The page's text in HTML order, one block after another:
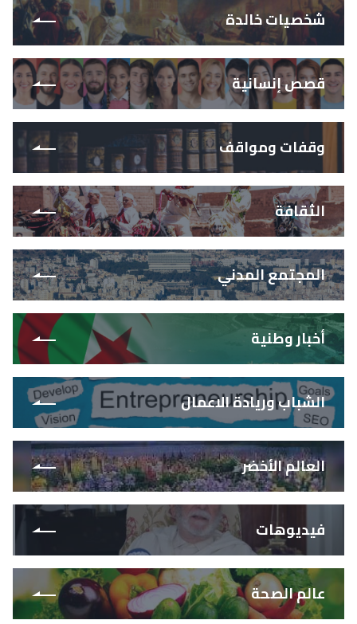
شخصيات خالدة
قصص إنسانية
وقفات ومواقف
الثقافة
المجتمع المدني
أخبار وطنية
الشباب وريادة الاعمال
العالم الأخضر
فيديوهات
عالم الصحة